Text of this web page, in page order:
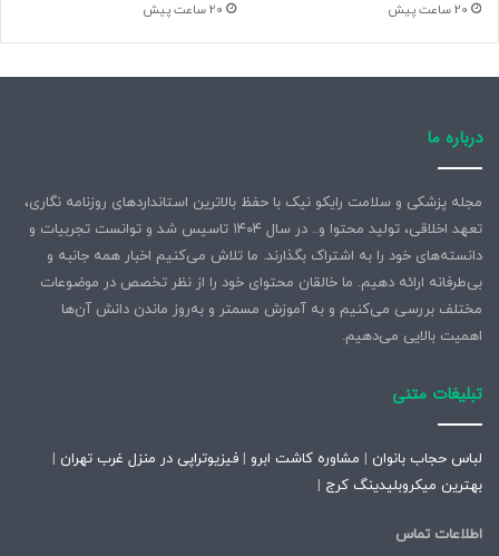
20 ساعت پیش 20 ساعت پیش
درباره ما
مجله پزشکی و سلامت رایکو نیک با حفظ بالاترین استانداردهای روزنامه نگاری،
تعهد اخلاقی، تولید محتوا و.. در سال ۱۴۰۴ تاسیس شد و توانست تجربیات و
دانسته‌های خود را به اشتراک بگذارند. ما تلاش می‌کنیم اخبار همه جانبه و
بی‌طرفانه ارائه دهیم. ما خالقان محتوای خود را از نظر تخصص در موضوعات
مختلف بررسی می‌کنیم و به آموزش مسمتر و به‌روز ماندن دانش آن‌ها
اهمیت بالایی می‌دهیم.
تبلیغات متنی
لباس حجاب بانوان | مشاوره کاشت ابرو | فیزیوتراپی در منزل غرب تهران |
بهترین میکروبلیدینگ کرج |
اطلاعات تماس